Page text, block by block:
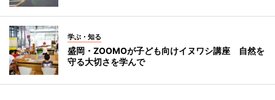
学ぶ・知る
盛岡・ZOOMOが子ども向けイヌワシ講座 自然を
守る大切さを学んで